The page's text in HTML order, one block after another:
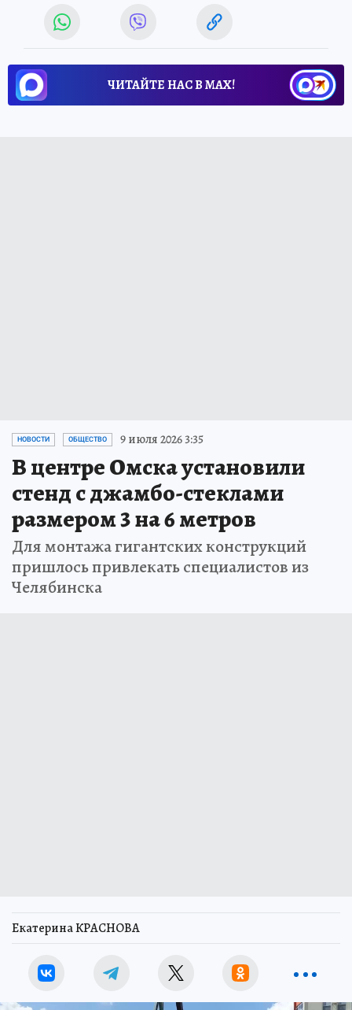
ЧИТАЙТЕ НАС В МАХ!
НОВОСТИ ОБЩЕСТВО 9 июля 2026 3:35
В центре Омска установили
стенд с джамбо-стеклами
размером 3 на 6 метров
Для монтажа гигантских конструкций
пришлось привлекать специалистов из
Челябинска
Екатерина КРАСНОВА